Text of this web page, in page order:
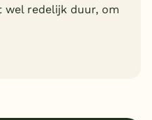
wel redelijk duur, om